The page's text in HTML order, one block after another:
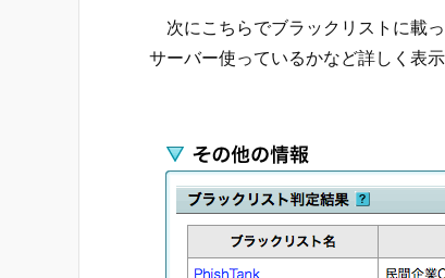
次にこちらでブラックリストに載
サーバー使っているかなど詳しく表示